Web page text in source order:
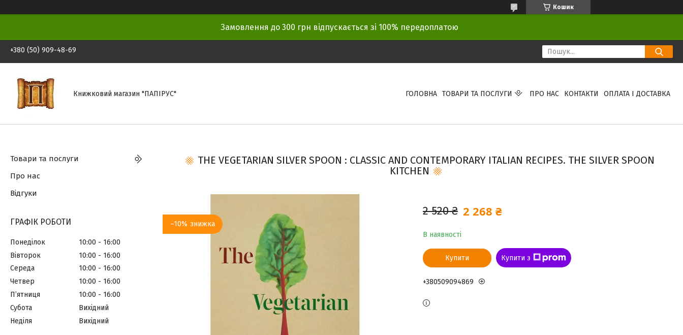
Кошик
Замовлення до 300 грн відпускається зі 100% передоплатою
+380 (50) 909-48-69
Книжковий магазин "ПАПІРУС" ГОЛОВНА ТОВАРИ ТА ПОСЛУГИ ПРО НАС КОНТАКТИ ОПЛАТА І ДОСТАВКА
THE VEGETARIAN SILVER SPOON : CLASSIC AND CONTEMPORARY ITALIAN RECIPES. THE SILVER SPOON
KITCHEN
–10%
2 520 ₴ 2 268 ₴
В наявності
Купити Купити з
+380509094869
Товари та послуги
Про нас
Відгуки
ГРАФІК РОБОТИ
Понеділок 10:00
16:00
Вівторок
10:00
16:00
Середа
10:00
16:00
Четвер
10:00
16:00
Пʼятниця
10:00
16:00
Субота
Вихідний
Неділя
Вихідний